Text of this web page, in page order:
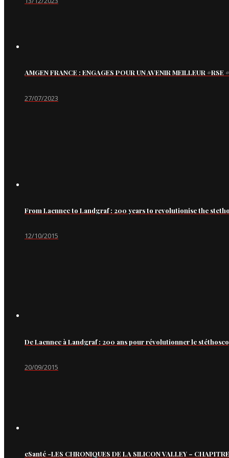
AMGEN FRANCE : ENGAGES POUR UN AVENIR MEILLEUR
27/07/2023
From Laennec to Landgraf : 200 years to revolutionise the
12/10/2015
De Laennec à Landgraf : 200 ans pour révolutionner le
20/09/2015
eSanté -LES CHRONIQUES DE LA SILICON VALLEY –